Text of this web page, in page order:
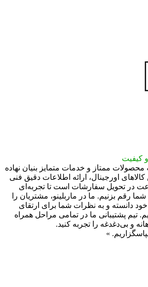
کیفیت​
محصولات ممتاز و خدمات متمایز بنیان نهاده
اورجینال، ارائه اطلاعات دقیق فنی
در تحویل سفارشات است تا تجربه‌ای
رقم بزنیم.​ ما در ماربلینو، مشتریان را
دانسته و به نظرات شما برای ارتقای
تیم پشتیبانی ما در تمامی مراحل همراه
و بی‌دغدغه را تجربه کنید.
»